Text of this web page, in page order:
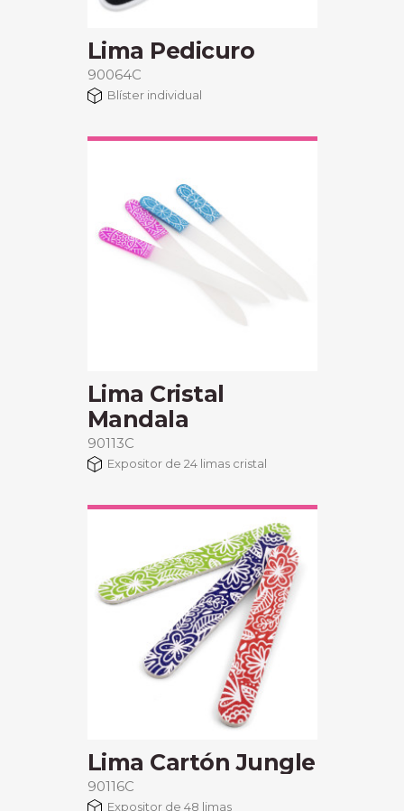
Lima Pedicuro
90064C
Blíster individual
Lima Cristal
Mandala
90113C
Expositor de 24 limas cristal
Lima Cartón Jungle
90116C
Expositor de 48 limas